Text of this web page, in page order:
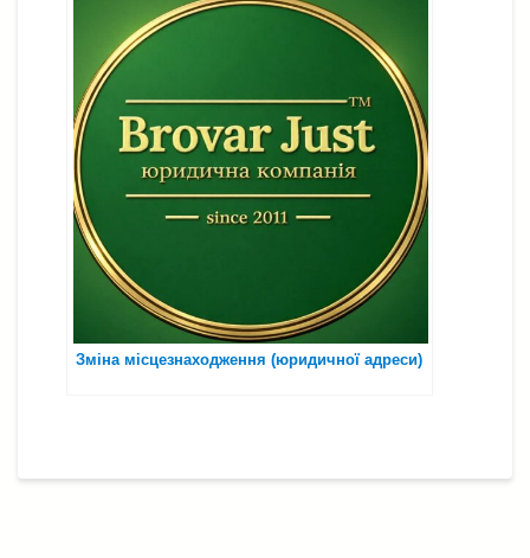
Зміна місцезнаходження (юридичної адреси)